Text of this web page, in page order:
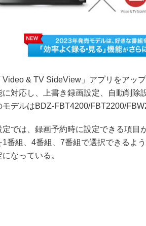
Video & TV SideView」アプリをアッ
に対応し、上書き録画設定、自動削除
モデルはBDZ-FBT4200/FBT2200/
定では、録画予約時に設定できる項目
1番組、4番組、7番組で選択できるよ
なっている。